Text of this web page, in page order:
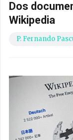
Dos
Wikipedia
P. Fernando